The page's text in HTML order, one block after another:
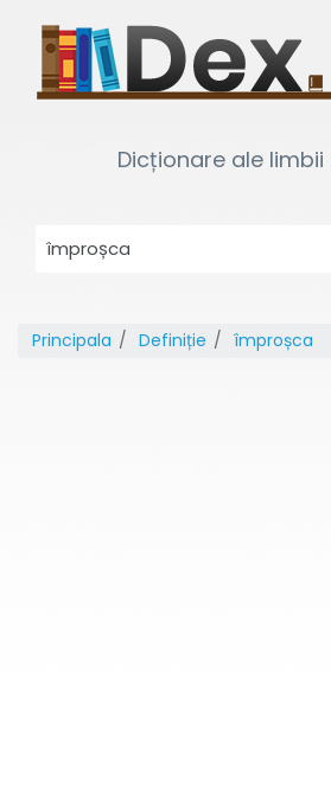
Dicționare ale
Principala Definiție împroșca